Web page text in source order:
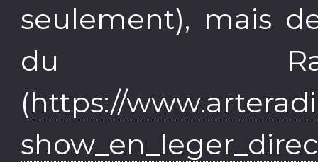
seulement), mais
du
(https://